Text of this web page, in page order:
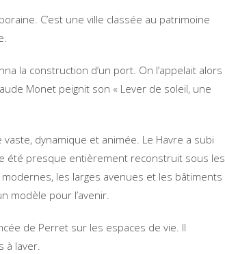
C’est une ville classée au patrimoine
la construction d’un port. On l’appelait alors
Monet peignit son « Lever de soleil, une
dynamique et animée. Le Havre a subi
été presque entièrement reconstruit sous les
les larges avenues et les bâtiments
modèle pour l’avenir.
de Perret sur les espaces de vie. Il
à laver.